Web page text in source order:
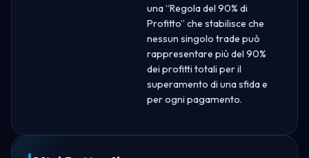
una “Regola del 90% di
Profitto” che stabilisce che
nessun singolo trade può
rappresentare più del 90%
dei profitti totali per il
superamento di una sfida e
per ogni pagamento.